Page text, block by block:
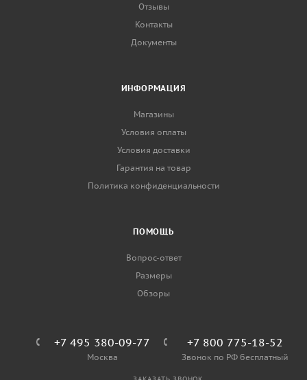
Отзывы
Контакты
Документы
ИНФОРМАЦИЯ
Магазины
Условия оплаты
Условия доставки
Гарантия на товар
Политика конфиденциальности
ПОМОЩЬ
Вопрос-ответ
Размеры
Обзоры
+7 495 380-09-77
Москва
+7 800 775-18-52
Звонок по РФ бесплатный